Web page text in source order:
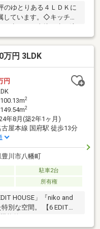
ゆとりある４ＬＤＫに
しています。◇キッチン
を快適にサポート！◇駐
車をお持ちのご家庭にも
万円 3LDK
円
2
2
年8月(築2年1ヶ月)
屋本線 国府駅 徒歩13分
川市八幡町
駐車2台
所有権
HOUSE」『niko and
間。 【6 EDIT
能的でスタイリッシュ
なことに夢中になれ